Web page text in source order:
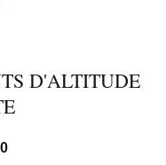
D'ALTITUDE
0